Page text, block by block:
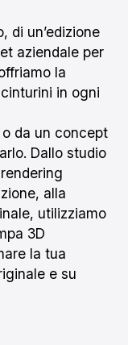
di un’edizione
aziendale per
la
in ogni
da un concept
Dallo studio
alla
utilizziamo
3D
la tua
e su